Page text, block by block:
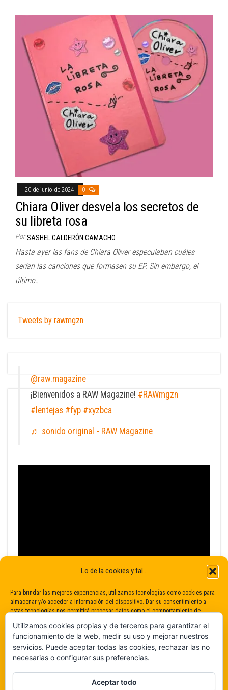
Lo de la cookies y tal...
Para brindar las mejores experiencias, utilizamos tecnologías como cookies para
almacenar y/o acceder a información del dispositivo. Dar su consentimiento a
estas tecnologías nos permitirá procesar datos como el comportamiento de
consentimiento puede afectar negativamente a determinadas características y
funciones.
20 de junio de 2024 0
Chiara Oliver desvela los secretos de
su libreta rosa
Por SASHEL CALDERÓN CAMACHO
Hasta ayer las fans de Chiara Oliver especulaban cuáles
serían las canciones que formasen su EP. Sin embargo, el
último…
Tweets by rawmgzn
@raw.magazine
¡Bienvenidos a RAW Magazine! #RAWmgzn
#lentejas #fyp #xyzbca
♬ sonido original - RAW Magazine
Utilizamos cookies propias y de terceros para garantizar el
funcionamiento de la web, medir su uso y mejorar nuestros
servicios. Puede aceptar todas las cookies, rechazar las no
necesarias o configurar sus preferencias.
Aceptar todo